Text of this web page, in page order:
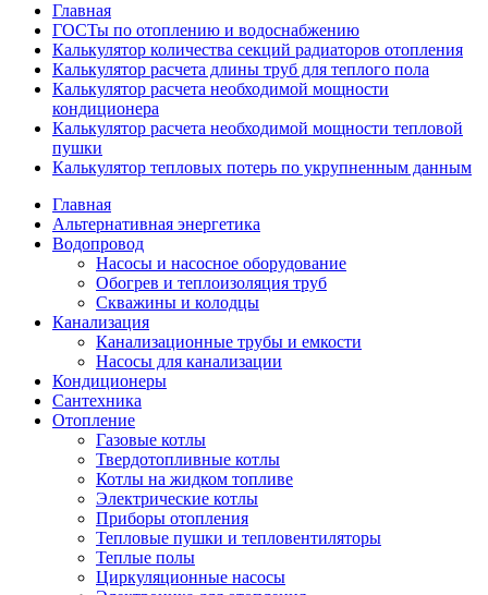
Главная
ГОСТы по отоплению и водоснабжению
Калькулятор количества секций радиаторов отопления
Калькулятор расчета длины труб для теплого пола
Калькулятор расчета необходимой мощности
кондиционера
Калькулятор расчета необходимой мощности тепловой
пушки
Калькулятор тепловых потерь по укрупненным данным
Главная
Альтернативная энергетика
Водопровод
Насосы и насосное оборудование
Обогрев и теплоизоляция труб
Скважины и колодцы
Канализация
Канализационные трубы и емкости
Насосы для канализации
Кондиционеры
Сантехника
Отопление
Газовые котлы
Твердотопливные котлы
Котлы на жидком топливе
Электрические котлы
Приборы отопления
Тепловые пушки и тепловентиляторы
Теплые полы
Циркуляционные насосы